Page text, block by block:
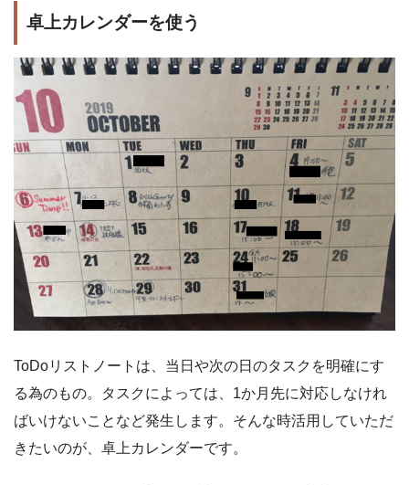
卓上カレンダーを使う
ToDoリストノートは、当日や次の日のタスクを明確にす
る為のもの。タスクによっては、1か月先に対応しなけれ
ばいけないことなど発生します。そんな時活用していただ
きたいのが、卓上カレンダーです。